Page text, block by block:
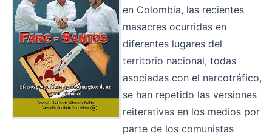
en Colombia, las recientes
masacres ocurridas en
diferentes lugares del
territorio nacional, todas
asociadas con el narcotráfico,
se han repetido las versiones
reiterativas en los medios por
parte de los comunistas